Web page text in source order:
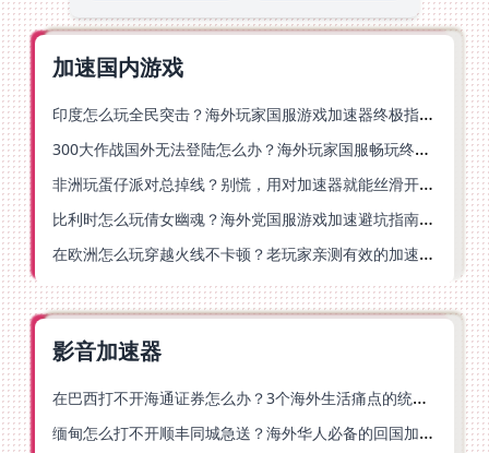
加速国内游戏
印度怎么玩全民突击？海外玩家国服游戏加速器终极指南（附原神延迟优化+精灵之境加速器选择）
300大作战国外无法登陆怎么办？海外玩家国服畅玩终极指南（附实测推荐）
非洲玩蛋仔派对总掉线？别慌，用对加速器就能丝滑开跑！
比利时怎么玩倩女幽魂？海外党国服游戏加速避坑指南（附实测推荐）
在欧洲怎么玩穿越火线不卡顿？老玩家亲测有效的加速器选择指南
影音加速器
在巴西打不开海通证券怎么办？3个海外生活痛点的统一解决方案
缅甸怎么打不开顺丰同城急送？海外华人必备的回国加速指南（附B站会员游戏解决方案）